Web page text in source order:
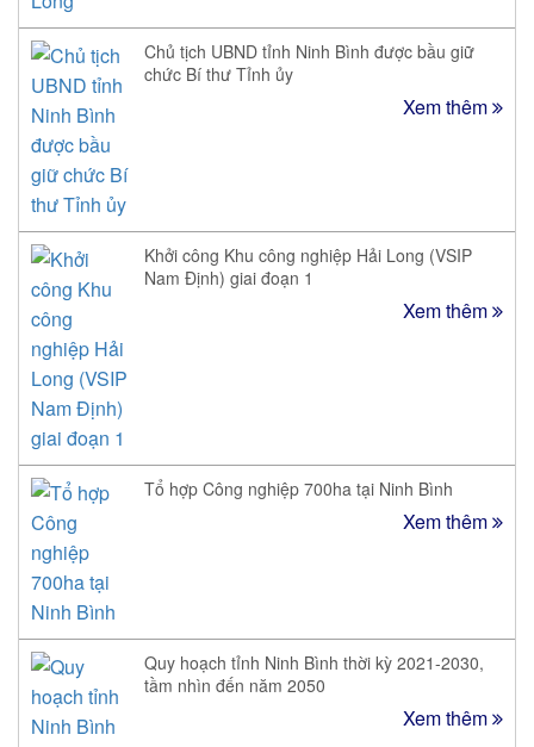
Chủ tịch UBND tỉnh Ninh Bình được bầu giữ
chức Bí thư Tỉnh ủy
Xem thêm
Khởi công Khu công nghiệp Hải Long (VSIP
Nam Định) giai đoạn 1
Xem thêm
Tổ hợp Công nghiệp 700ha tại Ninh Bình
Xem thêm
Quy hoạch tỉnh Ninh Bình thời kỳ 2021-2030,
tầm nhìn đến năm 2050
Xem thêm